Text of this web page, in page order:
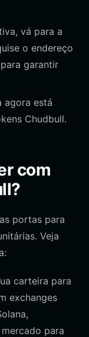
vá para a
o endereço
garantir
agora está
Chudbull.
com
portas para
Veja
carteira para
exchanges
para